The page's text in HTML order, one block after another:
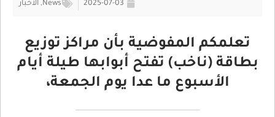
2025-07-03
News
, الأخبار
تعلمكم المفوضية بأن مراكز توزيع
بطاقة (ناخب) تفتح أبوابها طيلة أيام
الأسبوع ما عدا يوم الجمعة،